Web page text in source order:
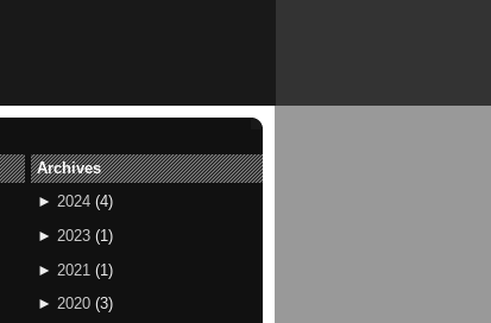
Archives
► 2024 (4)
► 2023 (1 )
► 2021 (1)
► 2020 (3)